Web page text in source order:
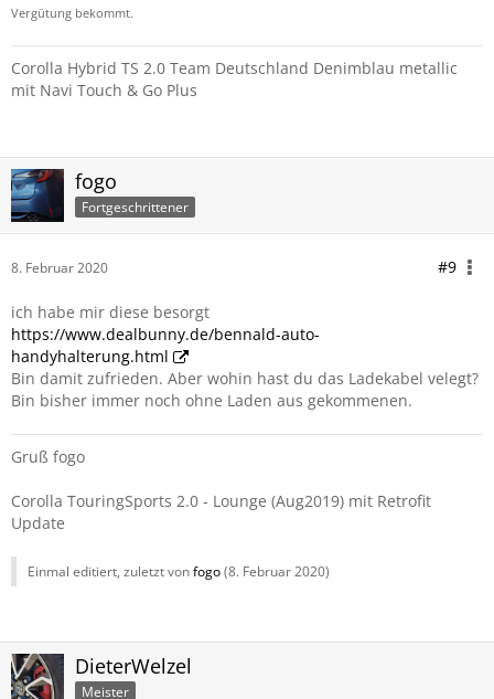
Vergütung bekommt.
Corolla Hybrid TS 2.0 Team Deutschland Denimblau metallic
mit Navi Touch & Go Plus
fogo
Fortgeschrittener
8. Februar 2020 #9
ich habe mir diese besorgt
https://www.dealbunny.de/bennald-auto-
handyhalterung.html
Bin damit zufrieden. Aber wohin hast du das Ladekabel velegt?
Bin bisher immer noch ohne Laden aus gekommenen.
Gruß fogo
Corolla TouringSports 2.0 - Lounge (Aug2019) mit Retrofit
Update
Einmal editiert, zuletzt vonfogo(8. Februar 2020)
DieterWelzel
Meister